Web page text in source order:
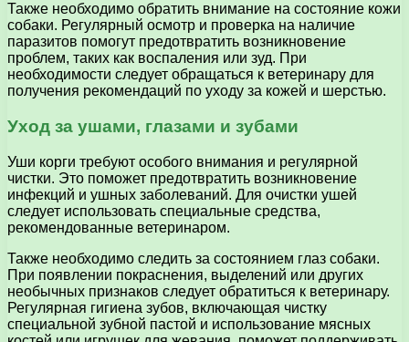
Также необходимо обратить внимание на состояние кожи
собаки. Регулярный осмотр и проверка на наличие
паразитов помогут предотвратить возникновение
проблем, таких как воспаления или зуд. При
необходимости следует обращаться к ветеринару для
получения рекомендаций по уходу за кожей и шерстью.
Уход за ушами, глазами и зубами
Уши корги требуют особого внимания и регулярной
чистки. Это поможет предотвратить возникновение
инфекций и ушных заболеваний. Для очистки ушей
следует использовать специальные средства,
рекомендованные ветеринаром.
Также необходимо следить за состоянием глаз собаки.
При появлении покраснения, выделений или других
необычных признаков следует обратиться к ветеринару.
Регулярная гигиена зубов, включающая чистку
специальной зубной пастой и использование мясных